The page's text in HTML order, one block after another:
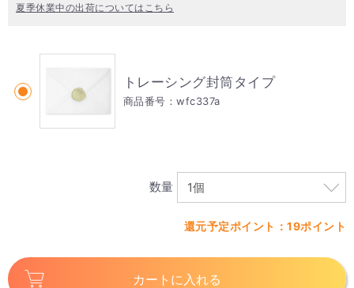
夏季休業中の出荷についてはこちら
トレーシング封筒タイプ
商品番号：wfc337a
数量
還元予定ポイント：19ポイント
カートに入れる